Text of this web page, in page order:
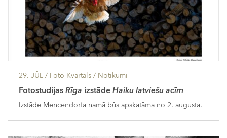
29. JŪL / Foto Kvartāls / Notikumi
FotostudijasRīga izstādeHaiku latviešu acīm
Izstāde Mencendorfa namā būs apskatāma no 2. augusta.